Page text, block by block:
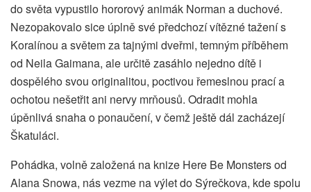
do světa vypustilo hororový animák Norman a duchové.
Nezopakovalo sice úplně své předchozí vítězné tažení s
Koralínou a světem za tajnými dveřmi, temným příběhem
od Neila Gaimana, ale určitě zasáhlo nejedno dítě i
dospělého svou originalitou, poctivou řemeslnou prací a
ochotou nešetřit ani nervy mrňousů. Odradit mohla
úpěnlivá snaha o ponaučení, v čemž ještě dál zacházejí
Škatuláci.
Pohádka, volně založená na knize Here Be Monsters od
Alana Snowa, nás vezme na výlet do Sýrečkova, kde spolu